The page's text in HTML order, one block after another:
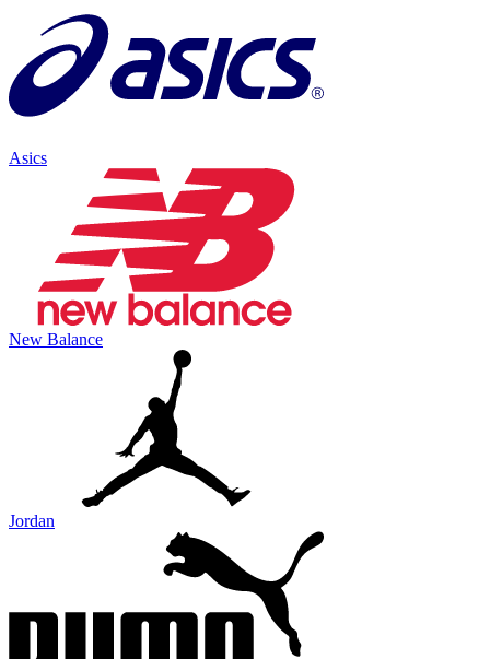
Asics
New Balance
Jordan